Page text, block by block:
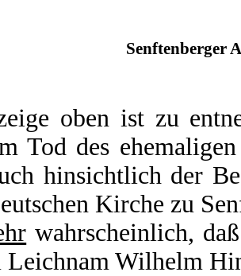
Senftenberger
oben ist zu
Tod des
hinsichtlich der
Kirche zu
wahrscheinlich,
Leichnam Wilhelm